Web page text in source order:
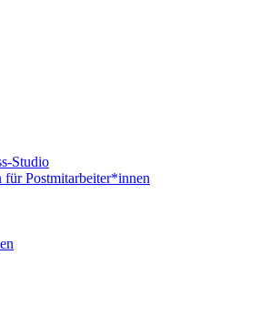
Studio
Postmitarbeiter*innen